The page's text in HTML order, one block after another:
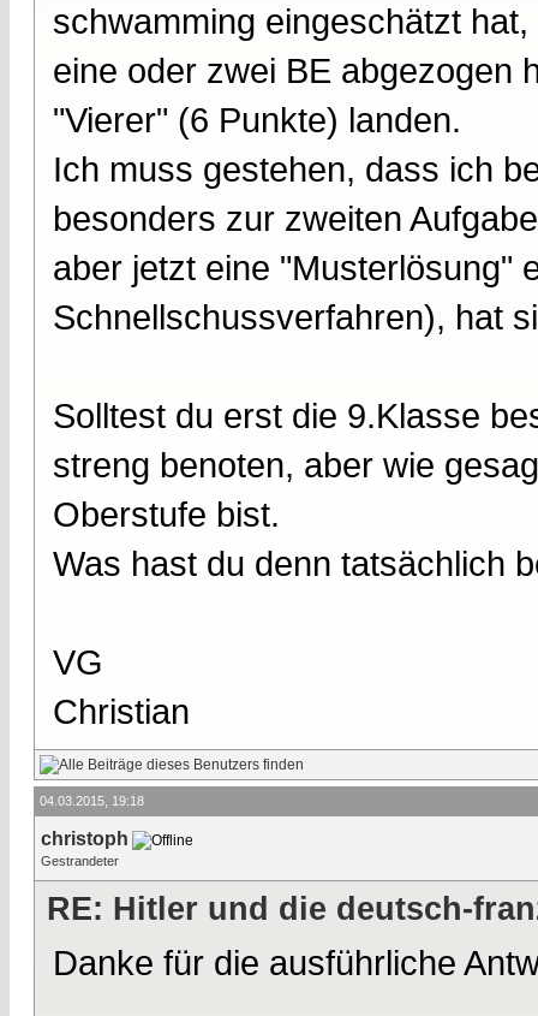
schwamming eingeschätzt
eine oder zwei BE abgezogen
"Vierer" (6 Punkte) landen.
Ich muss gestehen, dass ich
besonders zur zweiten
aber jetzt eine "Musterlösung"
Schnellschussverfahren), hat
Solltest du erst die 9.Klasse
streng benoten, aber wie
Oberstufe bist.
Was hast du denn tatsächlich
VG
Christian
04.03.2015, 19:18
christoph
Gestrandeter
RE: Hitler und die deutsch-
Danke für die ausführliche